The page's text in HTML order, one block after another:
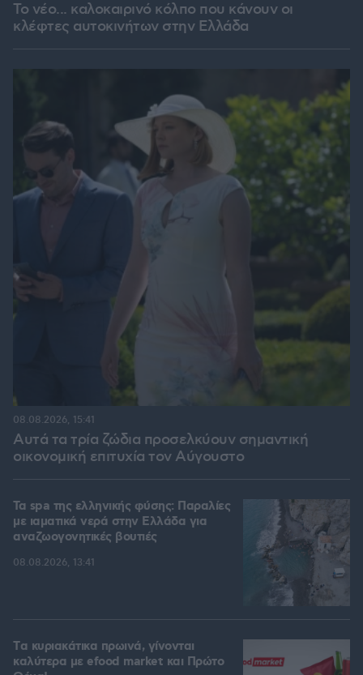
Το νέο... καλοκαιρινό κόλπο που κάνουν οι
κλέφτες αυτοκινήτων στην Ελλάδα
Αυτά τα τρία ζώδια προσελκύουν σημαντική
οικονομική επιτυχία τον Αύγουστο
08.08.2026, 15:41
Τα spa της ελληνικής φύσης: Παραλίες
με ιαματικά νερά στην Ελλάδα για
αναζωογονητικές βουτιές
08.08.2026, 13:41
Tα κυριακάτικα πρωινά, γίνονται
καλύτερα με efood market και Πρώτο